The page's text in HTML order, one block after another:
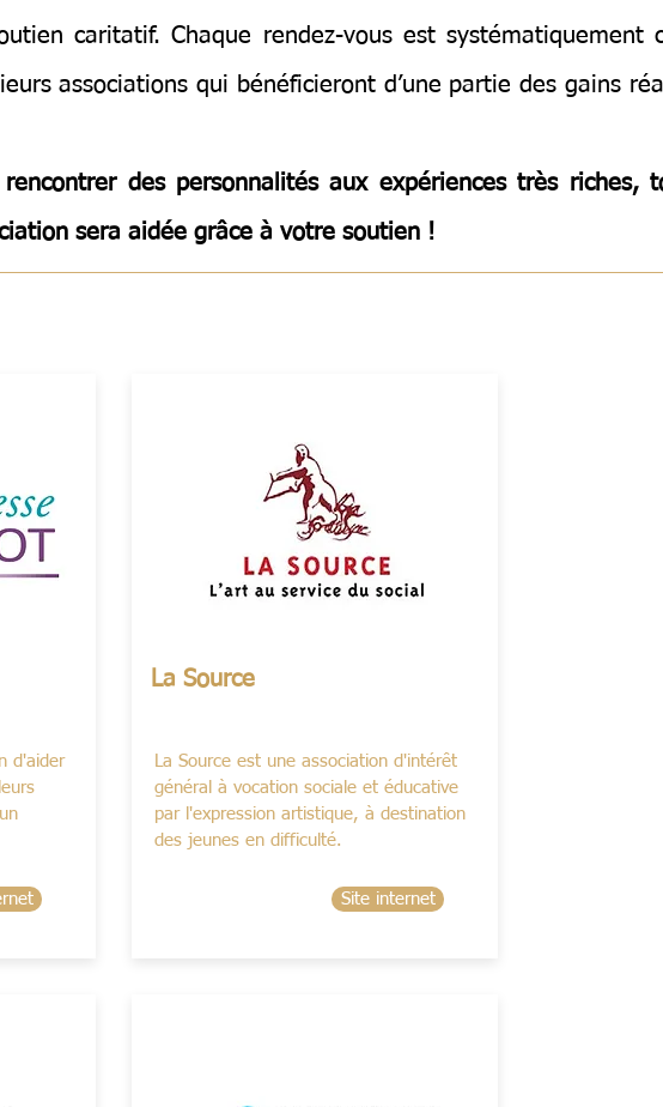
caritatif. Chaque rendez-vous est systématiquement
associations qui bénéficieront d’une partie des gains
rencontrer des personnalités aux expériences très riches,
sera aidée grâce à votre soutien !
d'aider
La Source
La Source est une association d'intérêt
général à vocation sociale et éducative
par l'expression artistique, à destination
des jeunes en difficulté.
Site internet